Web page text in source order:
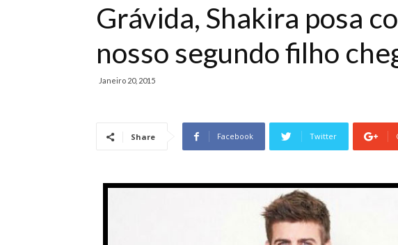
Grávida, Shakira posa
nosso segundo filho
Janeiro 20, 2015
Share Facebook Twitter